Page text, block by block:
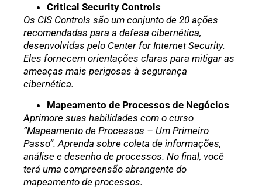
Critical Security Controls
Os CIS Controls são um conjunto de 20 ações
recomendadas para a defesa cibernética,
desenvolvidas pelo Center for Internet Security.
Eles fornecem orientações claras para mitigar as
ameaças mais perigosas à segurança
cibernética.
Mapeamento de Processos de Negócios
Aprimore suas habilidades com o curso
“Mapeamento de Processos – Um Primeiro
Passo”. Aprenda sobre coleta de informações,
análise e desenho de processos. No final, você
terá uma compreensão abrangente do
mapeamento de processos.